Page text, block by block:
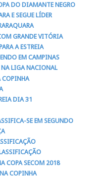
DO DIAMANTE NEGRO
E SEGUE LÍDER
GRANDE VITÓRIA
A ESTREIA
EM CAMPINAS
NA LIGA NACIONAL
COPINHA
DIA 31
SE EM SEGUNDO
COPA SECOM 2018
COPINHA